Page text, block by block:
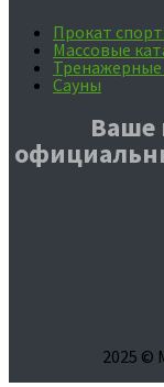
Прокат
Массовые
Тренажерные
Сауны
Ваше
2025 ©